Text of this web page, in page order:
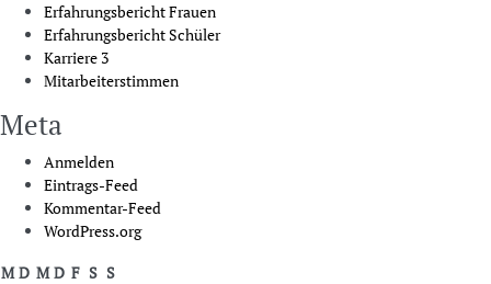
Erfahrungsbericht Frauen
Erfahrungsbericht Schüler
Karriere 3
Mitarbeiterstimmen
Meta
Anmelden
Eintrags-Feed
Kommentar-Feed
WordPress.org
M D M D F S S